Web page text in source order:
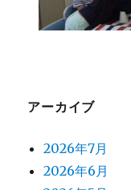
絵を紙コップに
した。